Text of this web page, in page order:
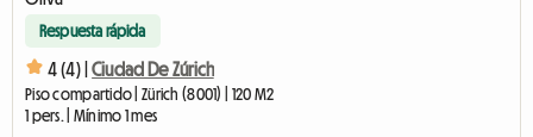
Respuesta rápida
4 (4) | Ciudad De Zúrich
Piso compartido | Zürich (8001) | 120 M2
1 pers. | Mínimo 1 mes